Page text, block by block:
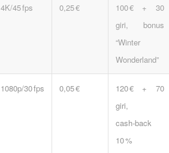
4K/45 fps 0,25 €
100 € + 30
giri, bonus
“Winter
Wonderland”
1080p/30 fps 0,05 €
120 € + 70
giri,
cash‑back
10 %